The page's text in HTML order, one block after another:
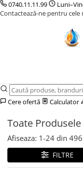
CENTRALE TERMICE
GAZ CONDENSATIE
CAZANE
CAZANE LEMNE CU
ACCESORII PENTRU
POMPE DE CALDURA
POMPE DE CALDURA
TERMOSTATE DE
ELEMENTE SMART
CU FIR
PARDOSEALA
INCALZIRE IN
ACCESORII
IZOLATIE
AUTOMATIZARI
0740.11.11.99
Contactează-ne pentru cele
Cere ofertă Calculator
Toate Produsele
Afiseaza: 1-24 din 496
FILTRE